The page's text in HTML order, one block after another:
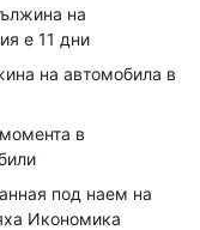
на
е 11 дни
на автомобила в
в
под наем на
Икономика